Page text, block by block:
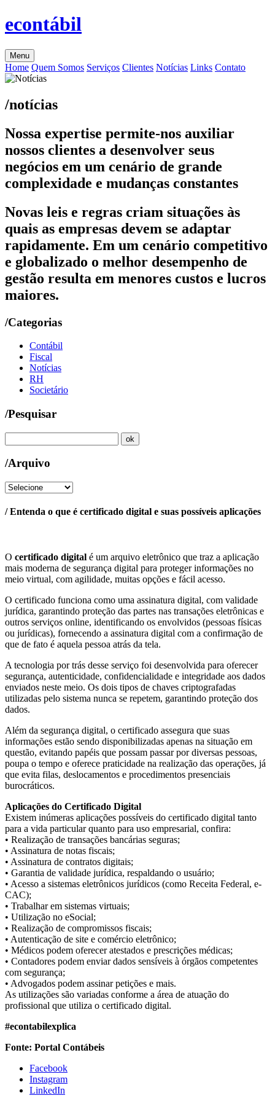
econtábil
Menu
Home Quem Somos Serviços Clientes Notícias Links Contato
/notícias
Nossa expertise permite-nos auxiliar
nossos clientes a desenvolver seus
negócios em um cenário de grande
complexidade e mudanças constantes
Novas leis e regras criam situações às
quais as empresas devem se adaptar
rapidamente. Em um cenário competitivo
e globalizado o melhor desempenho de
gestão resulta em menores custos e lucros
maiores.
/Categorias
Contábil
Fiscal
Notícias
RH
Societário
/Pesquisar
/Arquivo
/ Entenda o que é certificado digital e suas possíveis aplicações
O certificado digital é um arquivo eletrônico que traz a aplicação
mais moderna de segurança digital para proteger informações no
meio virtual, com agilidade, muitas opções e fácil acesso.
O certificado funciona como uma assinatura digital, com validade
jurídica, garantindo proteção das partes nas transações eletrônicas e
outros serviços online, identificando os envolvidos (pessoas físicas
ou jurídicas), fornecendo a assinatura digital com a confirmação de
que de fato é aquela pessoa atrás da tela.
A tecnologia por trás desse serviço foi desenvolvida para oferecer
segurança, autenticidade, confidencialidade e integridade aos dados
enviados neste meio. Os dois tipos de chaves criptografadas
utilizadas pelo sistema nunca se repetem, garantindo proteção dos
dados.
Além da segurança digital, o certificado assegura que suas
informações estão sendo disponibilizadas apenas na situação em
questão, evitando papéis que possam passar por diversas pessoas,
poupa o tempo e oferece praticidade na realização das operações, já
que evita filas, deslocamentos e procedimentos presenciais
burocráticos.
Aplicações do Certificado Digital
Existem inúmeras aplicações possíveis do certificado digital tanto
para a vida particular quanto para uso empresarial, confira:
• Realização de transações bancárias seguras;
• Assinatura de notas fiscais;
• Assinatura de contratos digitais;
• Garantia de validade jurídica, respaldando o usuário;
• Acesso a sistemas eletrônicos jurídicos (como Receita Federal, e-
CAC);
• Trabalhar em sistemas virtuais;
• Utilização no eSocial;
• Realização de compromissos fiscais;
• Autenticação de site e comércio eletrônico;
• Médicos podem oferecer atestados e prescrições médicas;
• Contadores podem enviar dados sensíveis à órgãos competentes
com segurança;
• Advogados podem assinar petições e mais.
As utilizações são variadas conforme a área de atuação do
profissional que utiliza o certificado digital.
#econtabilexplica
Fonte: Portal Contábeis
Facebook
Instagram
LinkedIn